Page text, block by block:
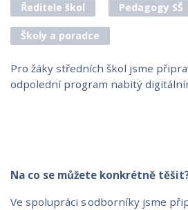
Ředitele škol Pedagogy SŠ
Školy a poradce
Pro žáky středních škol jsme
odpolední program nabitý
Na co se můžete konkrétně
Ve spolupráci s odborníky jsme